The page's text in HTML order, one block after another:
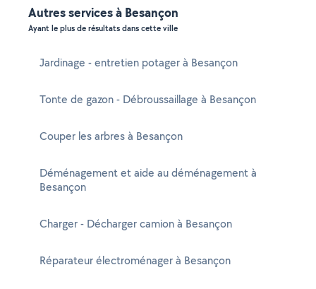
Autres services à Besançon
Ayant le plus de résultats dans cette ville
Jardinage - entretien potager à Besançon
Tonte de gazon - Débroussaillage à Besançon
Couper les arbres à Besançon
Déménagement et aide au déménagement à
Besançon
Charger - Décharger camion à Besançon
Réparateur électroménager à Besançon